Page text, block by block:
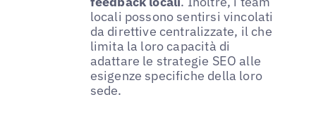
locali possono sentirsi vincolati
da direttive centralizzate, il che
limita la loro capacità di
adattare le strategie SEO alle
esigenze specifiche della loro
sede.